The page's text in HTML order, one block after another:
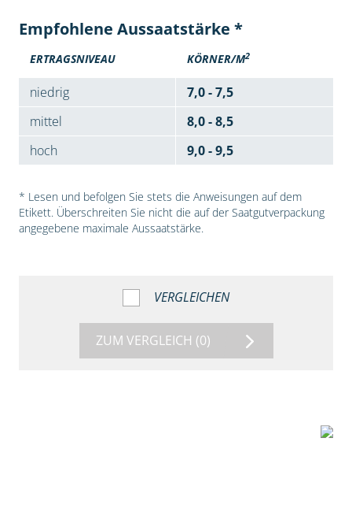
Empfohlene Aussaatstärke *
ERTRAGSNIVEAU KÖRNER/M2
niedrig
7,0 - 7,5
mittel
8,0 - 8,5
hoch
9,0 - 9,5
* Lesen und befolgen Sie stets die Anweisungen auf dem
Etikett. Überschreiten Sie nicht die auf der Saatgutverpackung
angegebene maximale Aussaatstärke.
VERGLEICHEN
ZUM VERGLEICH (0)